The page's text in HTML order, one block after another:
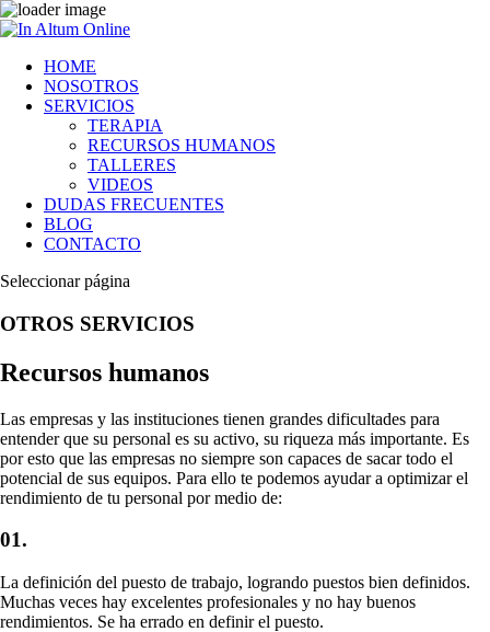
HOME
NOSOTROS
SERVICIOS
TERAPIA
RECURSOS HUMANOS
TALLERES
VIDEOS
DUDAS FRECUENTES
BLOG
CONTACTO
Seleccionar página
OTROS SERVICIOS
Recursos humanos
Las empresas y las instituciones tienen grandes dificultades para
entender que su personal es su activo, su riqueza más importante. Es
por esto que las empresas no siempre son capaces de sacar todo el
potencial de sus equipos. Para ello te podemos ayudar a optimizar el
rendimiento de tu personal por medio de:
01.
La definición del puesto de trabajo, logrando puestos bien definidos.
Muchas veces hay excelentes profesionales y no hay buenos
rendimientos. Se ha errado en definir el puesto.